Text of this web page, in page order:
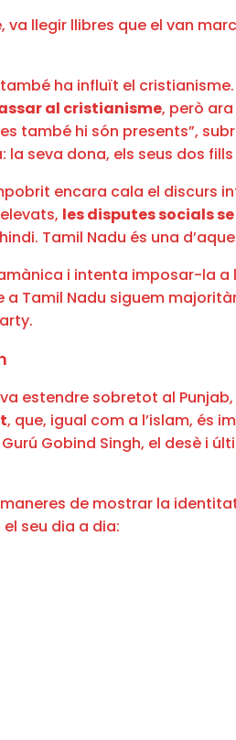
llegir llibres que el van
ha influït el cristianisme.
al cristianisme, però
també hi són presents”,
seva dona, els seus dos
encara cala el discurs
les disputes socials
Tamil Nadu és una
i intenta imposar-la
Tamil Nadu siguem
estendre sobretot al
, que, igual com a l’islam, és
Gobind Singh, el desè i
de mostrar la
seu dia a dia: